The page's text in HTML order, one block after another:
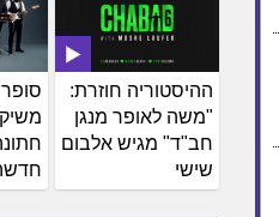
סופר
ההיסטוריה חוזרת:
"משה לאופר מנגן
חב"ד" מגיש אלבום
שישי